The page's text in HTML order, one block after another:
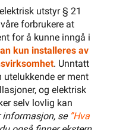
utstyr § 21
forbrukere at
for å kunne inngå i
kun installeres av
. Unntatt
er ment
og elektrisk
selv lovlig kan
informasjon, se ”Hva